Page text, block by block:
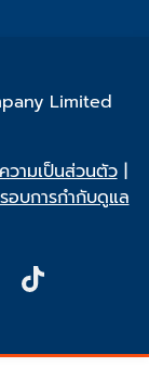
Limited
วามเป็นส่วนตัว|
อบการกำกับดูแล